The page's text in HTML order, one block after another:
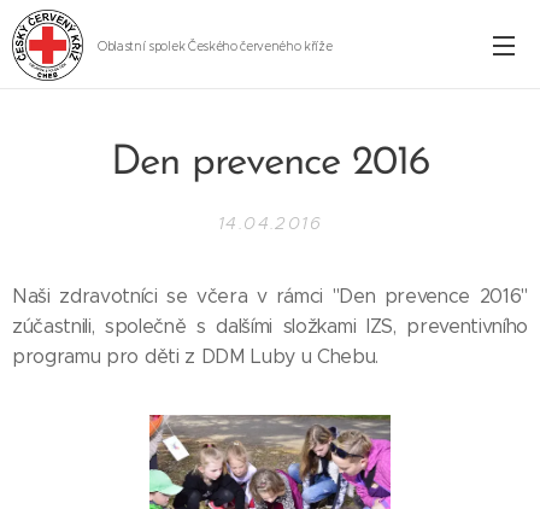
Oblastní spolek Českého červeného kříže
Den prevence 2016
14.04.2016
Naši zdravotníci se včera v rámci "Den prevence 2016"
zúčastnili, společně s dalšími složkami IZS, preventivního
programu pro děti z DDM Luby u Chebu.